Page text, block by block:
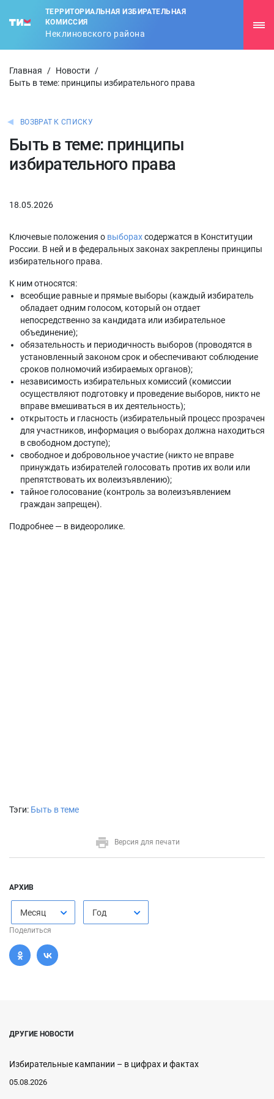
ТЕРРИТОРИАЛЬНАЯ ИЗБИРАТЕЛЬНАЯ
КОМИССИЯ
Неклиновского района
Главная / Новости
/
Быть в теме: принципы избирательного права
ВОЗВРАТ К СПИСКУ
Быть в теме: принципы
избирательного права
18.05.2026
Ключевые положения о выборахсодержатся в Конституции
России. В ней и в федеральных законах закреплены принципы
избирательного права.
К ним относятся:
всеобщие равные и прямые выборы (каждый избиратель
обладает одним голосом, который он отдает
непосредственно за кандидата или избирательное
объединение);
обязательность и периодичность выборов (проводятся в
установленный законом срок и обеспечивают соблюдение
сроков полномочий избираемых органов);
независимость избирательных комиссий (комиссии
осуществляют подготовку и проведение выборов, никто не
вправе вмешиваться в их деятельность);
открытость и гласность (избирательный процесс прозрачен
для участников, информация о выборах должна находиться
в свободном доступе);
свободное и добровольное участие (никто не вправе
принуждать избирателей голосовать против их воли или
препятствовать их волеизъявлению);
тайное голосование (контроль за волеизъявлением
граждан запрещен).
Подробнее — в видеоролике.
Тэги: Быть в теме
Версия для печати
АРХИВ
Месяц Год
Поделиться
ДРУГИЕ НОВОСТИ
Избирательные кампании – в цифрах и фактах
05.08.2026